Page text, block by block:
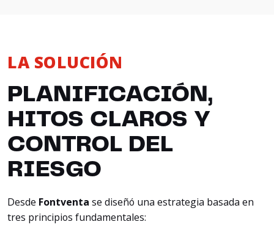
LA SOLUCIÓN
PLANIFICACIÓN,
HITOS CLAROS Y
CONTROL DEL
RIESGO
Desde Fontventa se diseñó una estrategia basada en
tres principios fundamentales: